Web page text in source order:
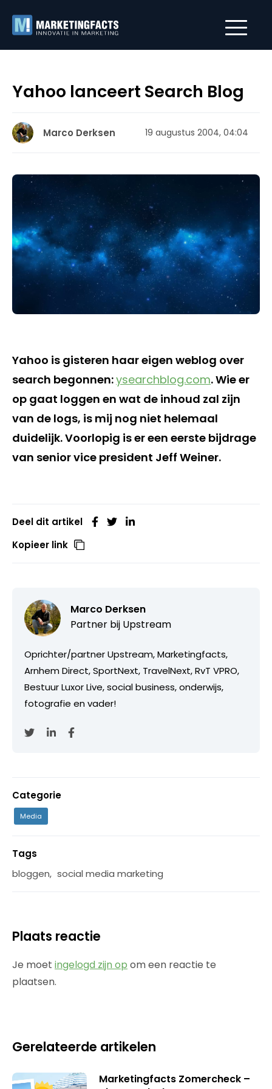
Yahoo lanceert Search Blog
Marco Derksen 19 augustus 2004, 04:04
Yahoo is gisteren haar eigen weblog over
search begonnen:ysearchblog.com. Wie er
op gaat loggen en wat de inhoud zal zijn
van de logs, is mij nog niet helemaal
duidelijk. Voorlopig is er een eerste bijdrage
van senior vice president Jeff Weiner.
Deel dit artikel
Kopieer link
Marco Derksen
Partner bij Upstream
Oprichter/partner Upstream, Marketingfacts,
Arnhem Direct, SportNext, TravelNext, RvT VPRO,
Bestuur Luxor Live, social business, onderwijs,
fotografie en vader!
Categorie
Media
Tags
bloggen, social media marketing
Plaats reactie
Je moet ingelogd zijn op om een reactie te
plaatsen.
Gerelateerde artikelen
Marketingfacts Zomercheck –